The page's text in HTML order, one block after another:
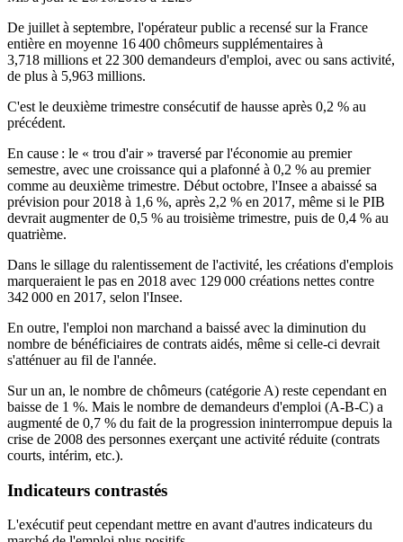
De juillet à septembre, l'opérateur public a recensé sur la France
entière en moyenne 16 400 chômeurs supplémentaires à
3,718 millions et 22 300 demandeurs d'emploi, avec ou sans activité,
de plus à 5,963 millions.
C'est le deuxième trimestre consécutif de hausse après 0,2 % au
précédent.
En cause : le « trou d'air » traversé par l'économie au premier
semestre, avec une croissance qui a plafonné à 0,2 % au premier
comme au deuxième trimestre. Début octobre, l'Insee a abaissé sa
prévision pour 2018 à 1,6 %, après 2,2 % en 2017, même si le PIB
devrait augmenter de 0,5 % au troisième trimestre, puis de 0,4 % au
quatrième.
Dans le sillage du ralentissement de l'activité, les créations d'emplois
marqueraient le pas en 2018 avec 129 000 créations nettes contre
342 000 en 2017, selon l'Insee.
En outre, l'emploi non marchand a baissé avec la diminution du
nombre de bénéficiaires de contrats aidés, même si celle-ci devrait
s'atténuer au fil de l'année.
Sur un an, le nombre de chômeurs (catégorie A) reste cependant en
baisse de 1 %. Mais le nombre de demandeurs d'emploi (A-B-C) a
augmenté de 0,7 % du fait de la progression ininterrompue depuis la
crise de 2008 des personnes exerçant une activité réduite (contrats
courts, intérim, etc.).
Indicateurs contrastés
L'exécutif peut cependant mettre en avant d'autres indicateurs du